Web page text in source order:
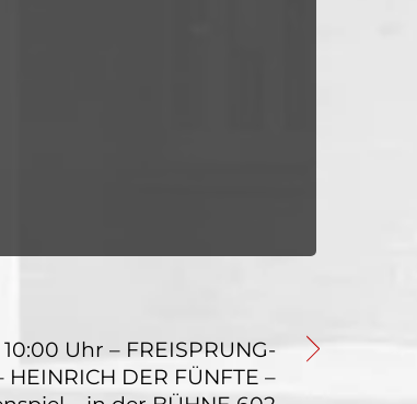
Uhr – FREISPRUNG-
HEINRICH DER FÜNFTE –